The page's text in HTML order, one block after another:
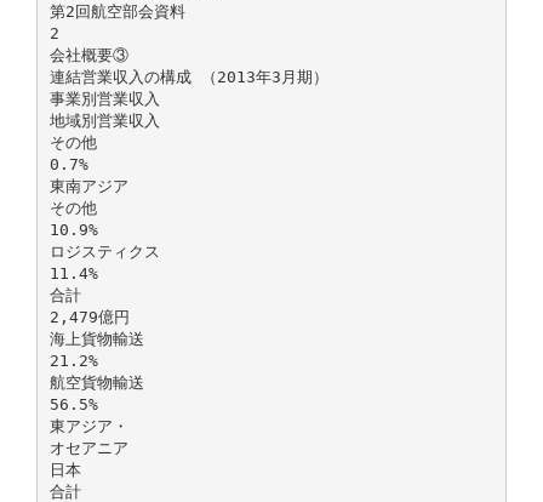
第2回航空部会資料
2
会社概要③
連結営業収入の構成 （2013年3月期）
事業別営業収入
地域別営業収入
その他
0.7%
東南アジア
その他
10.9%
ロジスティクス
11.4%
合計
2,479億円
海上貨物輸送
21.2%
航空貨物輸送
56.5%
東アジア・
オセアニア
日本
合計